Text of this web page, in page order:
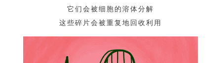
它们会被细胞的溶体分解
这些碎片会被重复地回收利用